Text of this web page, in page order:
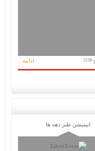
12:58 ادامه...
انیمیشن طنز دهه ها